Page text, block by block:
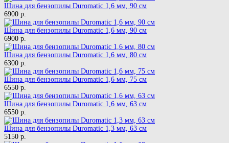
Шина для бензопилы Duromatic 1,6 мм, 90 см
6900 р.
Шина для бензопилы Duromatic 1,6 мм, 90 см
6900 р.
Шина для бензопилы Duromatic 1,6 мм, 80 см
6300 р.
Шина для бензопилы Duromatic 1,6 мм, 75 см
6550 р.
Шина для бензопилы Duromatic 1,6 мм, 63 см
6550 р.
Шина для бензопилы Duromatic 1,3 мм, 63 см
5150 р.